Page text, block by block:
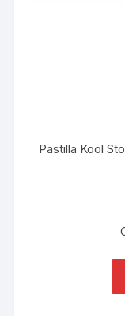
Pastilla Kool